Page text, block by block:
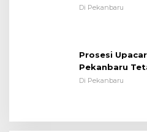
Lapangan
Di Pekanbaru
Prosesi
Pekanbaru
Dalam Ruangan
Di Pekanbaru